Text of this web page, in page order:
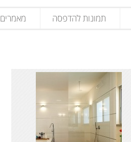
תמונות להדפסה מאמרים